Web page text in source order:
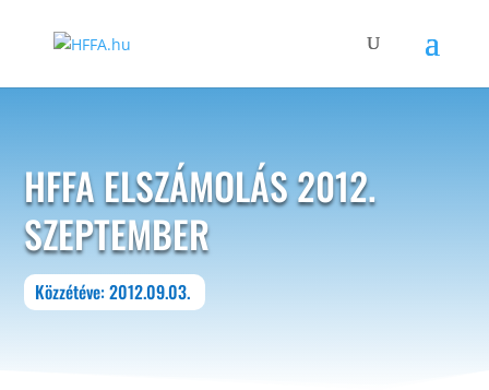
HFFA ELSZÁMOLÁS 2012.
SZEPTEMBER
Közzétéve: 2012.09.03.